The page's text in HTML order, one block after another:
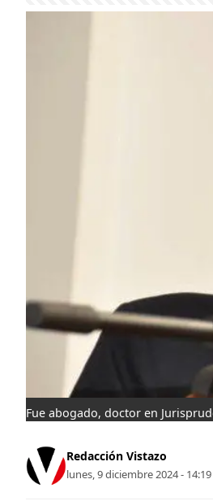
Fue abogado, doctor en
Redacción Vistazo
lunes, 9 diciembre 2024 - 14:19